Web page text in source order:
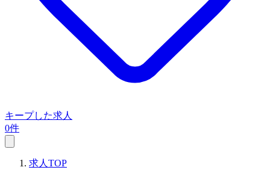
キープした求人
0件
求人TOP